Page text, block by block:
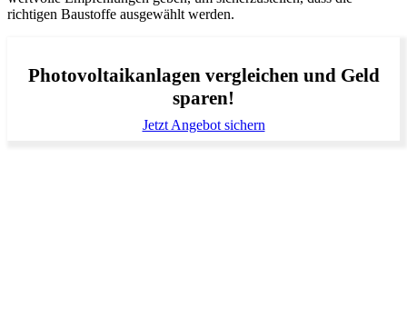
richtigen Baustoffe ausgewählt werden.
Photovoltaikanlagen vergleichen und Geld
sparen!
Jetzt Angebot sichern